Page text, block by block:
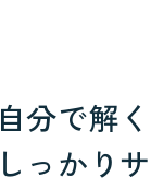
分で解く
っかり